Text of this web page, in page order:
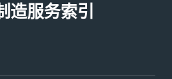
造服务索引